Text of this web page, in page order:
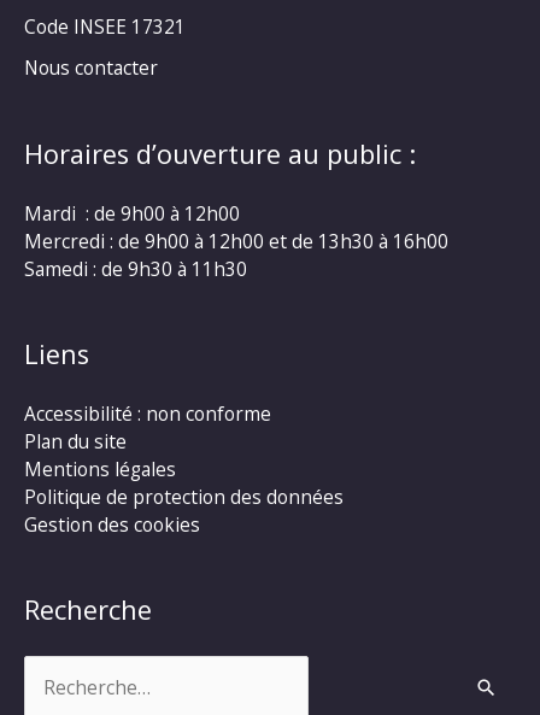
Code INSEE 17321
Nous contacter
Horaires d’ouverture au public :
Mardi : de 9h00 à 12h00
Mercredi : de 9h00 à 12h00 et de 13h30 à 16h00
Samedi : de 9h30 à 11h30
Liens
Accessibilité : non conforme
Plan du site
Mentions légales
Politique de protection des données
Gestion des cookies
Recherche